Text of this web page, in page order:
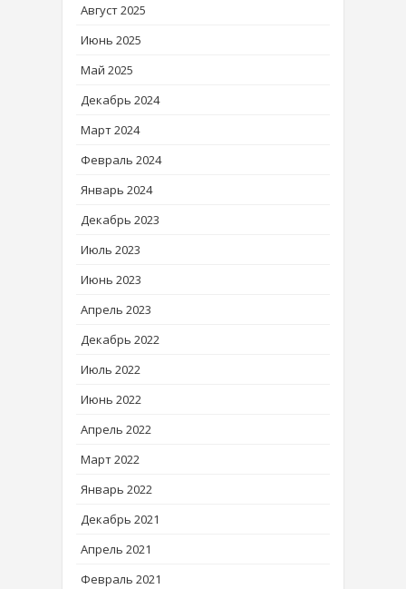
Август 2025
Июнь 2025
Май 2025
Декабрь 2024
Март 2024
Февраль 2024
Январь 2024
Декабрь 2023
Июль 2023
Июнь 2023
Апрель 2023
Декабрь 2022
Июль 2022
Июнь 2022
Апрель 2022
Март 2022
Январь 2022
Декабрь 2021
Апрель 2021
Февраль 2021